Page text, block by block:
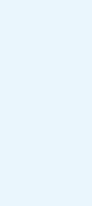
せ